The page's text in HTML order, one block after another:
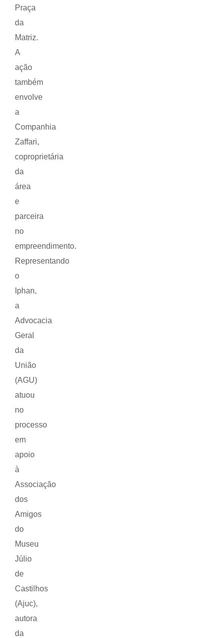
Praça
da
Matriz.
A
ação
também
envolve
a
Companhia
Zaffari,
coproprietária
da
área
e
parceira
no
empreendimento.
Representando
o
Iphan,
a
Advocacia
Geral
da
União
(AGU)
atuou
no
processo
em
apoio
à
Associação
dos
Amigos
do
Museu
Júlio
de
Castilhos
(Ajuc),
autora
da